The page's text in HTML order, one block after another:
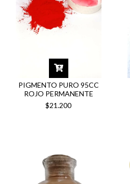
PIGMENTO PURO 95CC
ROJO PERMANENTE
$21.200